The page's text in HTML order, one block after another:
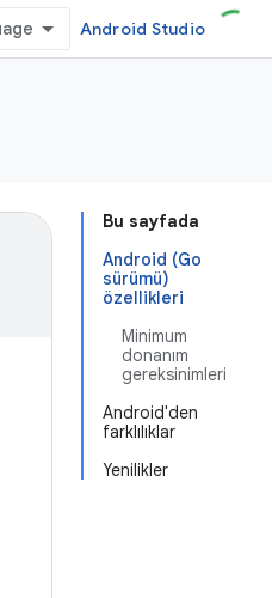
Android Studio
Bu sayfada
Android (Go
sürümü)
özellikleri
Minimum
donanım
gereksinimleri
Android'den
farklılıklar
Yenilikler